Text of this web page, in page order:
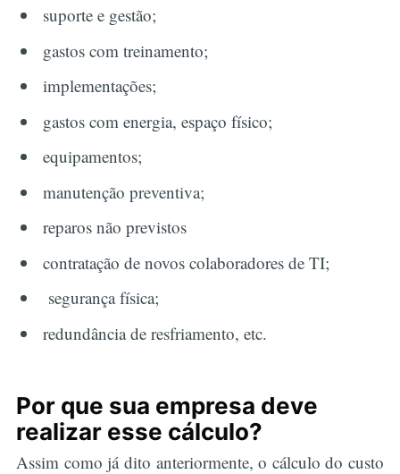
suporte e gestão;
gastos com treinamento;
implementações;
gastos com energia, espaço físico;
equipamentos;
manutenção preventiva;
reparos não previstos
contratação de novos colaboradores de TI;
segurança física;
redundância de resfriamento, etc.
Por que sua empresa deve
realizar esse cálculo?
Assim como já dito anteriormente, o cálculo do custo